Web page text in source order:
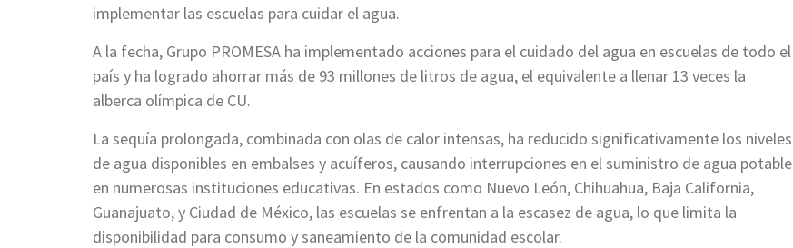
implementar las escuelas para cuidar el agua.
A la fecha, Grupo PROMESA ha implementado acciones para el cuidado del agua en escuelas de todo el
país y ha logrado ahorrar más de 93 millones de litros de agua, el equivalente a llenar 13 veces la
alberca olímpica de CU.
La sequía prolongada, combinada con olas de calor intensas, ha reducido significativamente los niveles
de agua disponibles en embalses y acuíferos, causando interrupciones en el suministro de agua potable
en numerosas instituciones educativas. En estados como Nuevo León, Chihuahua, Baja California,
Guanajuato, y Ciudad de México, las escuelas se enfrentan a la escasez de agua, lo que limita la
disponibilidad para consumo y saneamiento de la comunidad escolar.